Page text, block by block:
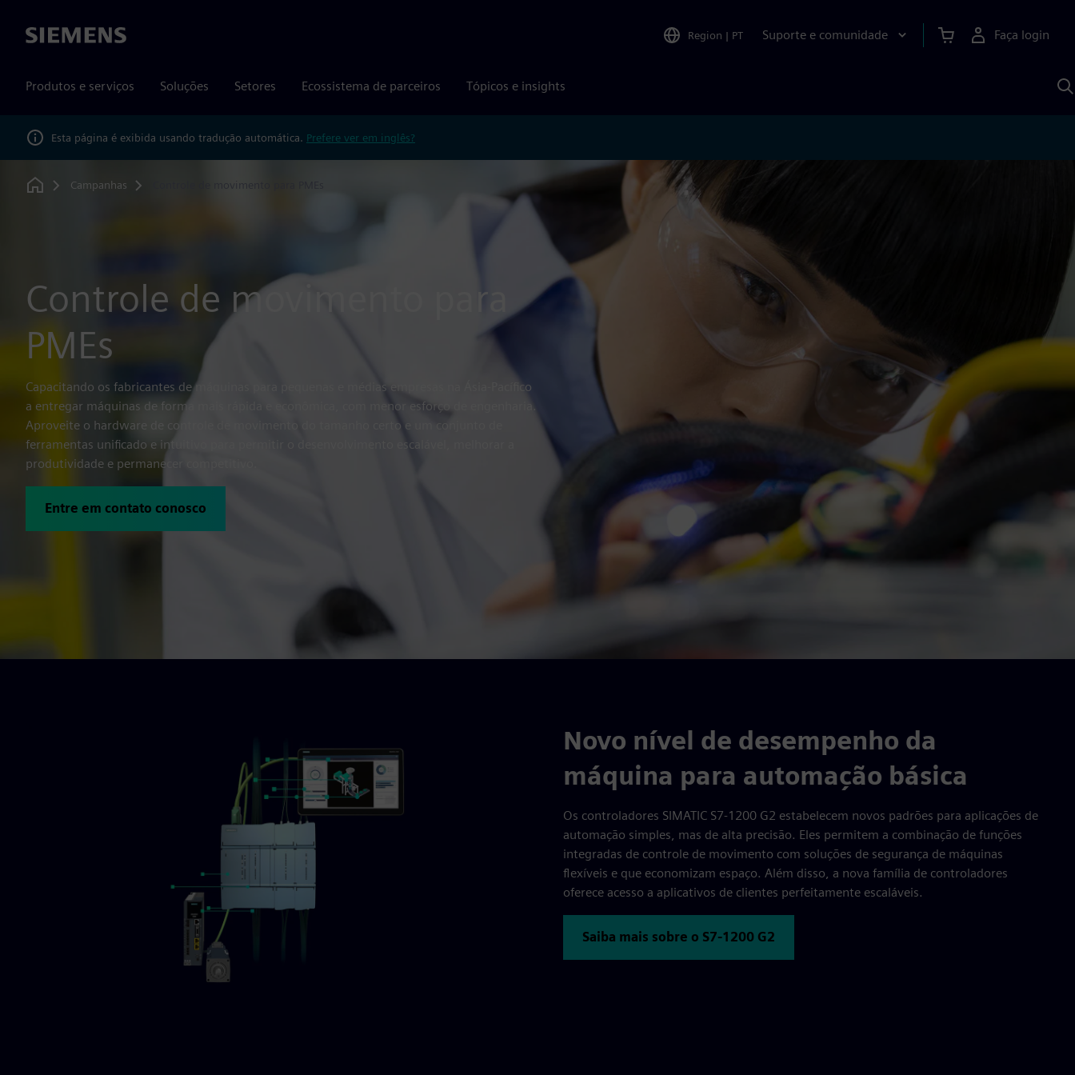
Siemens Region | PT Suporte e comunidade Faça login
Produtos e serviços Soluções Setores Ecossistema de parceiros Tópicos e insights
Esta página é exibida usando tradução automática. Prefere ver em inglês?
Home
Campanhas
Controle de movimento para
PMEs
Capacitando os fabricantes de máquinas para pequenas e médias empresas na Ásia-Pacífico
a entregar máquinas de forma mais rápida e econômica, com menor esforço de engenharia.
Aproveite o hardware de controle de movimento do tamanho certo e um conjunto de
ferramentas unificado e intuitivo para permitir o desenvolvimento escalável, melhorar a
produtividade e permanecer competitivo.
Entre em contato conosco
Novo nível de desempenho da
máquina para automação básica
Os controladores SIMATIC S7-1200 G2 estabelecem novos padrões para aplicações de
automação simples, mas de alta precisão. Eles permitem a combinação de funções
integradas de controle de movimento com soluções de segurança de máquinas
flexíveis e que economizam espaço. Além disso, a nova família de controladores
oferece acesso a aplicativos de clientes perfeitamente escaláveis.
Saiba mais sobre o S7-1200 G2